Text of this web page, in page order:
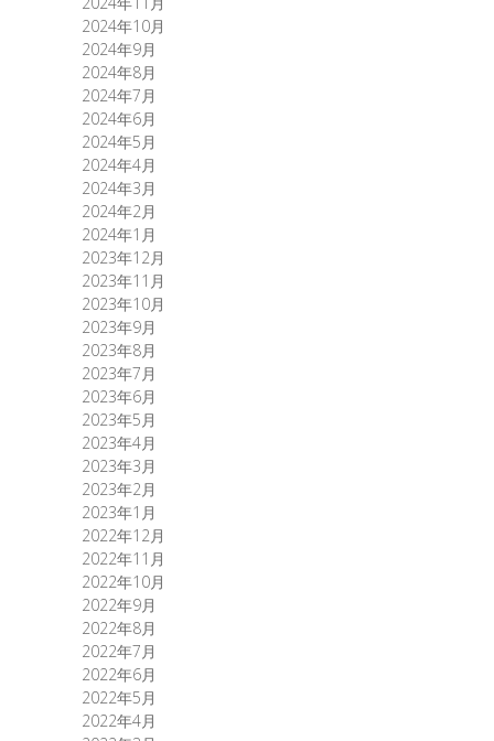
2024年10月
2024年9月
2024年8月
2024年7月
2024年6月
2024年5月
2024年4月
2024年3月
2024年2月
2024年1月
2023年12月
2023年11月
2023年10月
2023年9月
2023年8月
2023年7月
2023年6月
2023年5月
2023年4月
2023年3月
2023年2月
2023年1月
2022年12月
2022年11月
2022年10月
2022年9月
2022年8月
2022年7月
2022年6月
2022年5月
2022年4月